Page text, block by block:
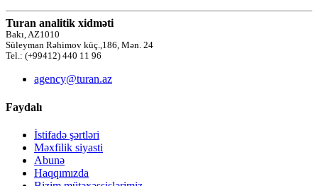
Turan analitik xidməti
Bakı, AZ1010
Süleyman Rəhimov küç.,186, Mən. 24
Tel.: (+99412) 440 11 96
agency@turan.az
Faydalı
İstifadə şərtləri
Məxfilik siyasti
Abunə
Haqqımızda